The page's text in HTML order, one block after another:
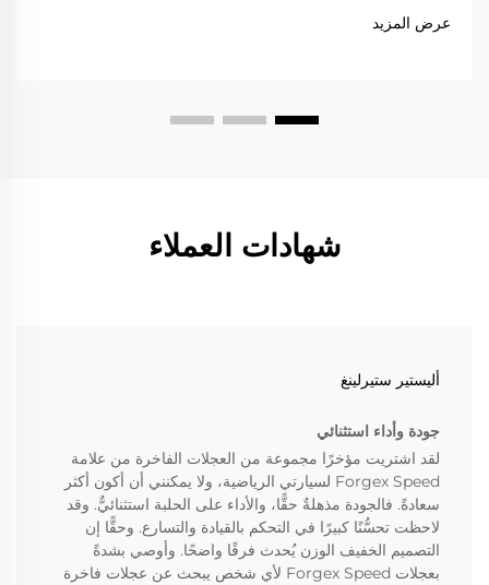
تتطلب خفة شديدة وقوة ودقة عالية. العجلات المطروقة...
عرض المزيد
شهادات العملاء
أليستير ستيرلينغ
جودة وأداء استثنائي
لقد اشتريت مؤخرًا مجموعة من العجلات الفاخرة من علامة
Forgex Speed لسيارتي الرياضية، ولا يمكنني أن أكون أكثر
سعادةً. فالجودة مذهلةٌ حقًّا، والأداء على الحلبة استثنائيٌّ. وقد
لاحظت تحسُّنًا كبيرًا في التحكم بالقيادة والتسارع. وحقًّا إن
التصميم الخفيف الوزن يُحدث فرقًا واضحًا. وأوصي بشدةً
بعجلات Forgex Speed لأي شخص يبحث عن عجلات فاخرة